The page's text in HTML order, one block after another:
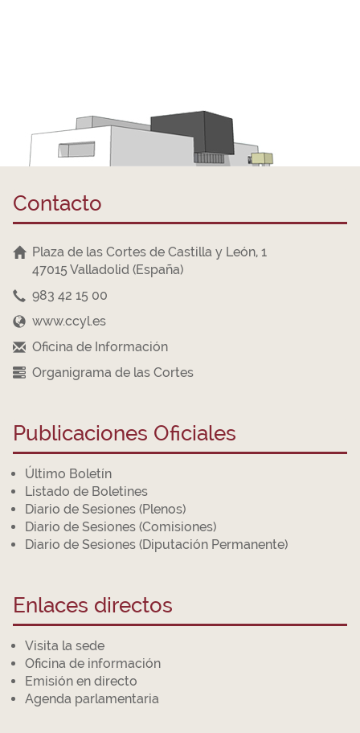
Contacto
Plaza de las Cortes de Castilla y León, 1
47015 Valladolid (España)
983 42 15 00
www.ccyl.es
Oficina de Información
Organigrama de las Cortes
Publicaciones Oficiales
Último Boletín
Listado de Boletines
Diario de Sesiones (Plenos)
Diario de Sesiones (Comisiones)
Diario de Sesiones (Diputación Permanente)
Enlaces directos
Visita la sede
Oficina de información
Emisión en directo
Agenda parlamentaria